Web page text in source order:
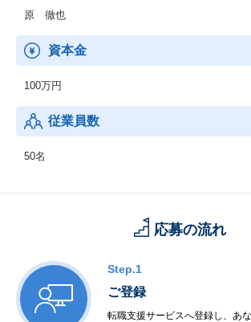
原 徹也
資本金
100万円
従業員数
50名
応募の流れ
Step.1
ご登録
転職支援サービスへ登録し、あ